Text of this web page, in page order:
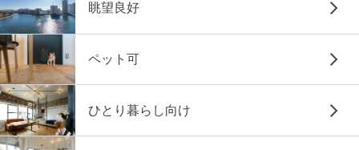
眺望良好
ペット可
ひとり暮らし向け